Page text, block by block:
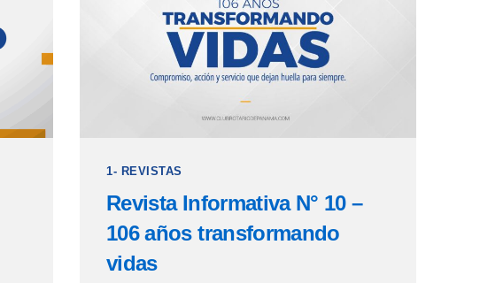
1- REVISTAS
Revista Informativa N° 10 –
106 años transformando
vidas